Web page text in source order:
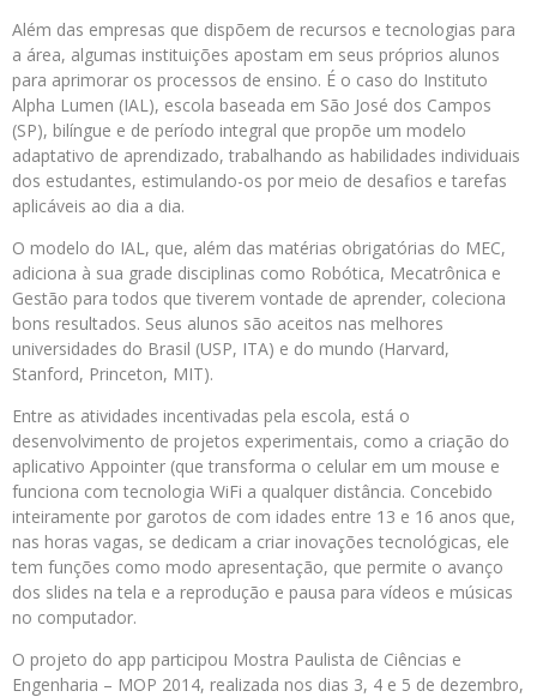
Além das empresas que dispõem de recursos e tecnologias para
a área, algumas instituições apostam em seus próprios alunos
para aprimorar os processos de ensino. É o caso do Instituto
Alpha Lumen (IAL), escola baseada em São José dos Campos
(SP), bilíngue e de período integral que propõe um modelo
adaptativo de aprendizado, trabalhando as habilidades individuais
dos estudantes, estimulando-os por meio de desafios e tarefas
aplicáveis ao dia a dia.
O modelo do IAL, que, além das matérias obrigatórias do MEC,
adiciona à sua grade disciplinas como Robótica, Mecatrônica e
Gestão para todos que tiverem vontade de aprender, coleciona
bons resultados. Seus alunos são aceitos nas melhores
universidades do Brasil (USP, ITA) e do mundo (Harvard,
Stanford, Princeton, MIT).
Entre as atividades incentivadas pela escola, está o
desenvolvimento de projetos experimentais, como a criação do
aplicativo Appointer (que transforma o celular em um mouse e
funciona com tecnologia WiFi a qualquer distância. Concebido
inteiramente por garotos de com idades entre 13 e 16 anos que,
nas horas vagas, se dedicam a criar inovações tecnológicas, ele
tem funções como modo apresentação, que permite o avanço
dos slides na tela e a reprodução e pausa para vídeos e músicas
no computador.
O projeto do app participou Mostra Paulista de Ciências e
Engenharia – MOP 2014, realizada nos dias 3, 4 e 5 de dezembro,